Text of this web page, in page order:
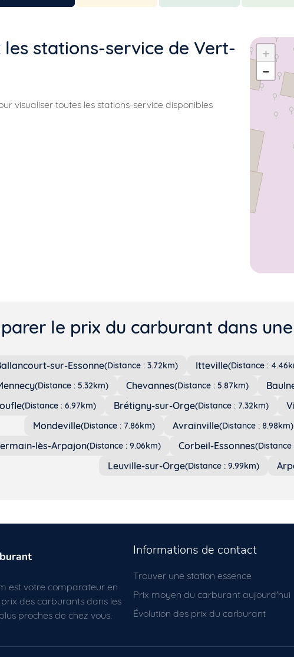
les stations-service de Vert-
visualiser toutes les stations-service disponibles
+
−
le prix du carburant dans
sur-Essonne(Distance : 3.72km) Itteville(Distance :
(Distance : 5.32km) Chevannes(Distance : 5.87km)
(Distance : 6.97km) Brétigny-sur-Orge(Distance : 7.32km)
Mondeville(Distance : 7.86km) Avrainville(Distance : 8.98km)
lès-Arpajon(Distance : 9.06km) Corbeil-Essonnes(Distance
Leuville-sur-Orge(Distance : 9.99km)
est votre comparateur en
des carburants dans les
proches de chez vous.
Informations de contact
Trouver une station essence
Prix moyen du carburant aujourd'hui
Évolution des prix du carburant